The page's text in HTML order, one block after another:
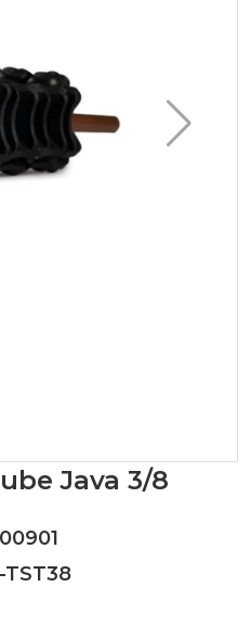
Java 3/8
TST38